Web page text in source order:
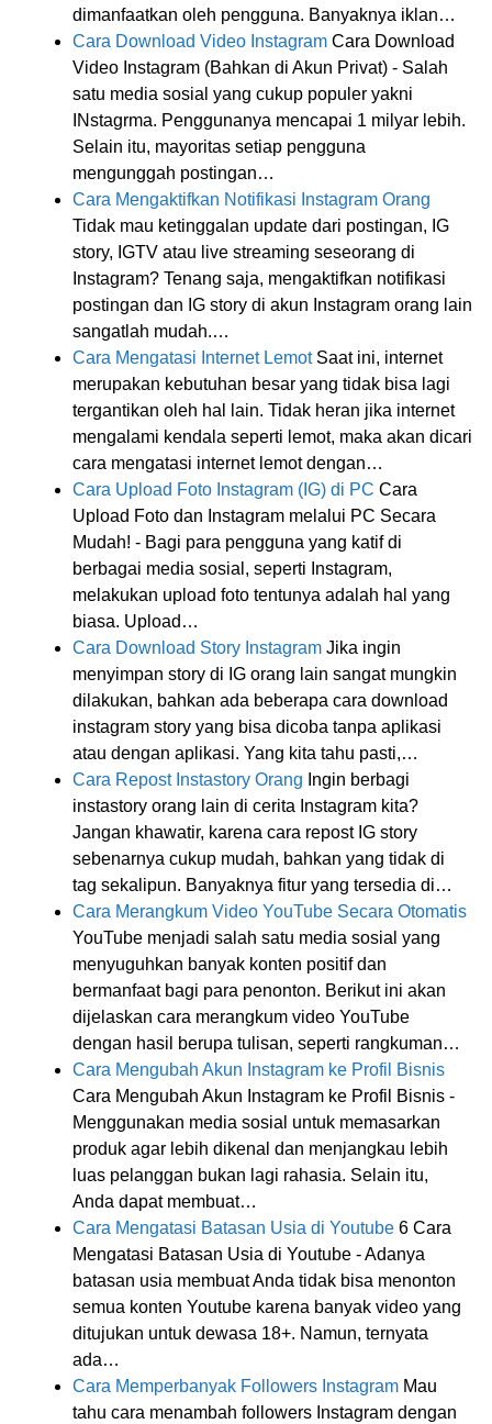
dimanfaatkan oleh pengguna. Banyaknya iklan…
Cara Download Video Instagram Cara Download
Video Instagram (Bahkan di Akun Privat) - Salah
satu media sosial yang cukup populer yakni
INstagrma. Penggunanya mencapai 1 milyar lebih.
Selain itu, mayoritas setiap pengguna
mengunggah postingan…
Cara Mengaktifkan Notifikasi Instagram Orang
Tidak mau ketinggalan update dari postingan, IG
story, IGTV atau live streaming seseorang di
Instagram? Tenang saja, mengaktifkan notifikasi
postingan dan IG story di akun Instagram orang lain
sangatlah mudah.…
Cara Mengatasi Internet LemotSaat ini, internet
merupakan kebutuhan besar yang tidak bisa lagi
tergantikan oleh hal lain. Tidak heran jika internet
mengalami kendala seperti lemot, maka akan dicari
cara mengatasi internet lemot dengan…
Cara Upload Foto Instagram (IG) di PC Cara
Upload Foto dan Instagram melalui PC Secara
Mudah! - Bagi para pengguna yang katif di
berbagai media sosial, seperti Instagram,
melakukan upload foto tentunya adalah hal yang
biasa. Upload…
Cara Download Story Instagram Jika ingin
menyimpan story di IG orang lain sangat mungkin
dilakukan, bahkan ada beberapa cara download
instagram story yang bisa dicoba tanpa aplikasi
atau dengan aplikasi. Yang kita tahu pasti,…
Cara Repost Instastory Orang Ingin berbagi
instastory orang lain di cerita Instagram kita?
Jangan khawatir, karena cara repost IG story
sebenarnya cukup mudah, bahkan yang tidak di
tag sekalipun. Banyaknya fitur yang tersedia di…
Cara Merangkum Video YouTube Secara Otomatis
YouTube menjadi salah satu media sosial yang
menyuguhkan banyak konten positif dan
bermanfaat bagi para penonton. Berikut ini akan
dijelaskan cara merangkum video YouTube
dengan hasil berupa tulisan, seperti rangkuman…
Cara Mengubah Akun Instagram ke Profil Bisnis
Cara Mengubah Akun Instagram ke Profil Bisnis -
Menggunakan media sosial untuk memasarkan
produk agar lebih dikenal dan menjangkau lebih
luas pelanggan bukan lagi rahasia. Selain itu,
Anda dapat membuat…
Cara Mengatasi Batasan Usia di Youtube 6 Cara
Mengatasi Batasan Usia di Youtube - Adanya
batasan usia membuat Anda tidak bisa menonton
semua konten Youtube karena banyak video yang
ditujukan untuk dewasa 18+. Namun, ternyata
ada…
Cara Memperbanyak Followers Instagram Mau
tahu cara menambah followers Instagram dengan